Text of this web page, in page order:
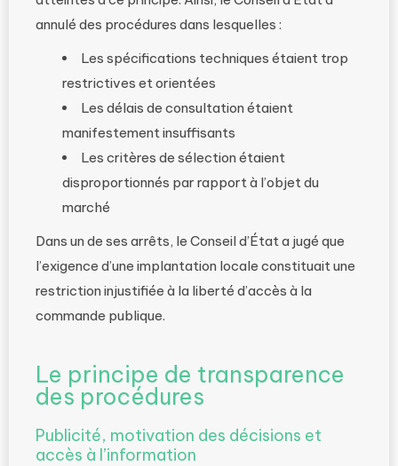
annulé des procédures dans lesquelles :
Les spécifications techniques étaient trop
restrictives et orientées
Les délais de consultation étaient
manifestement insuffisants
Les critères de sélection étaient
disproportionnés par rapport à l’objet du
marché
Dans un de ses arrêts, le Conseil d’État a jugé que
l’exigence d’une implantation locale constituait une
restriction injustifiée à la liberté d’accès à la
commande publique.
Le principe de transparence
des procédures
Publicité, motivation des décisions et
accès à l’information